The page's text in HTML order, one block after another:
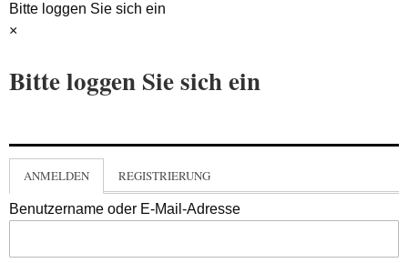
Bitte loggen Sie sich ein
×
Bitte loggen Sie sich ein
ANMELDEN REGISTRIERUNG
Benutzername oder E-Mail-Adresse